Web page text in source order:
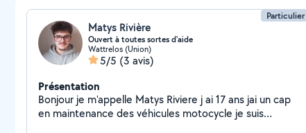
Particulier
Matys Rivière
Ouvert à toutes sortes d'aide
Wattrelos (Union)
5/5 (3 avis)
Présentation
Bonjour je m'appelle Matys Riviere j ai 17 ans jai un cap
en maintenance des véhicules motocycle je suis